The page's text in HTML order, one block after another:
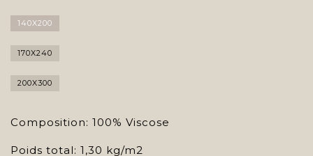
140X200
170X240
200X300
Composition: 100% Viscose
Poids total: 1,30 kg/m2